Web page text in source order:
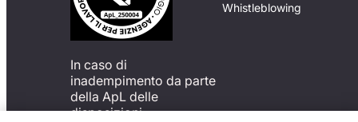
In caso di
inadempimento da parte
della ApL delle
disposizioni
Whistleblowing